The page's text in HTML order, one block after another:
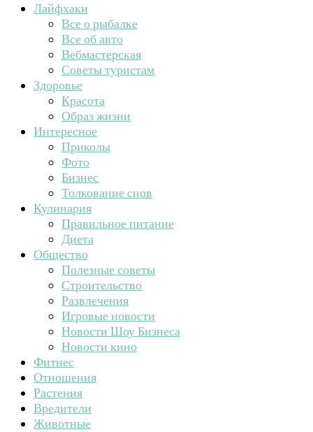
Лайфхаки
Все о рыбалке
Все об авто
Вебмастерская
Советы туристам
Здоровье
Красота
Образ жизни
Интересное
Приколы
Фото
Бизнес
Толкование снов
Кулинария
Правильное питание
Диета
Общество
Полезные советы
Строительство
Развлечения
Игровые новости
Новости Шоу Бизнеса
Новости кино
Фитнес
Отношения
Растения
Вредители
Животные